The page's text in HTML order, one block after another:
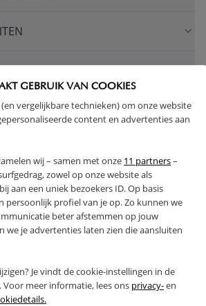
GEBRUIK VAN COOKIES
vergelijkbare technieken) om onze website
content en advertenties aan
wij – samen met onze 11 partners–
zowel op onze website als
aan een uniek bezoekers ID. Op basis
persoonlijk profiel van je op. Zo kunnen we
beter afstemmen op jouw
we je advertenties laten zien die aansluiten
Je vindt de cookie-instellingen in de
meer informatie, lees ons privacy-en
GEKOCHT